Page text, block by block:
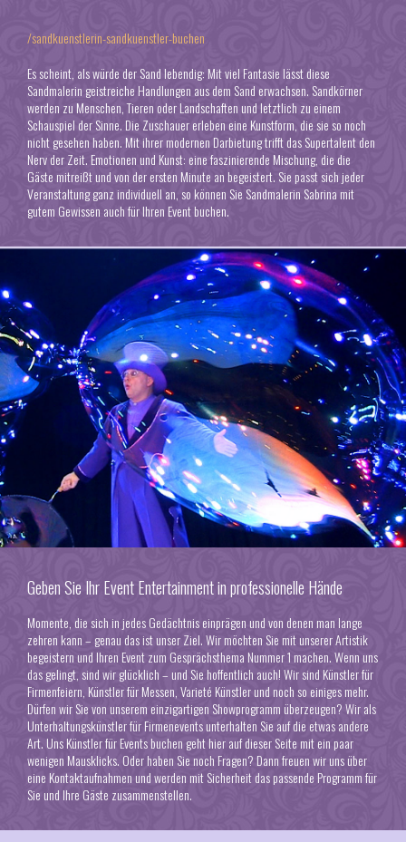
/sandkuenstlerin-sandkuenstler-buchen
Es scheint, als würde der Sand lebendig: Mit viel Fantasie lässt diese
Sandmalerin geistreiche Handlungen aus dem Sand erwachsen. Sandkörner
werden zu Menschen, Tieren oder Landschaften und letztlich zu einem
Schauspiel der Sinne. Die Zuschauer erleben eine Kunstform, die sie so noch
nicht gesehen haben. Mit ihrer modernen Darbietung trifft das Supertalent den
Nerv der Zeit. Emotionen und Kunst: eine faszinierende Mischung, die die
Gäste mitreißt und von der ersten Minute an begeistert. Sie passt sich jeder
Veranstaltung ganz individuell an, so können Sie Sandmalerin Sabrina mit
gutem Gewissen auch für Ihren Event buchen.
Geben Sie Ihr Event Entertainment in professionelle Hände
Momente, die sich in jedes Gedächtnis einprägen und von denen man lange
zehren kann – genau das ist unser Ziel. Wir möchten Sie mit unserer Artistik
begeistern und Ihren Event zum Gesprächsthema Nummer 1 machen. Wenn uns
das gelingt, sind wir glücklich – und Sie hoffentlich auch! Wir sind Künstler für
Firmenfeiern, Künstler für Messen, Varieté Künstler und noch so einiges mehr.
Dürfen wir Sie von unserem einzigartigen Showprogramm überzeugen? Wir als
Unterhaltungskünstler für Firmenevents unterhalten Sie auf die etwas andere
Art. UnsKünstler für Events buchen geht hier auf dieser Seite mit ein paar
wenigen Mausklicks. Oder haben Sie noch Fragen? Dann freuen wir uns über
eine Kontaktaufnahmen und werden mit Sicherheit das passende Programm für
Sie und Ihre Gäste zusammenstellen.